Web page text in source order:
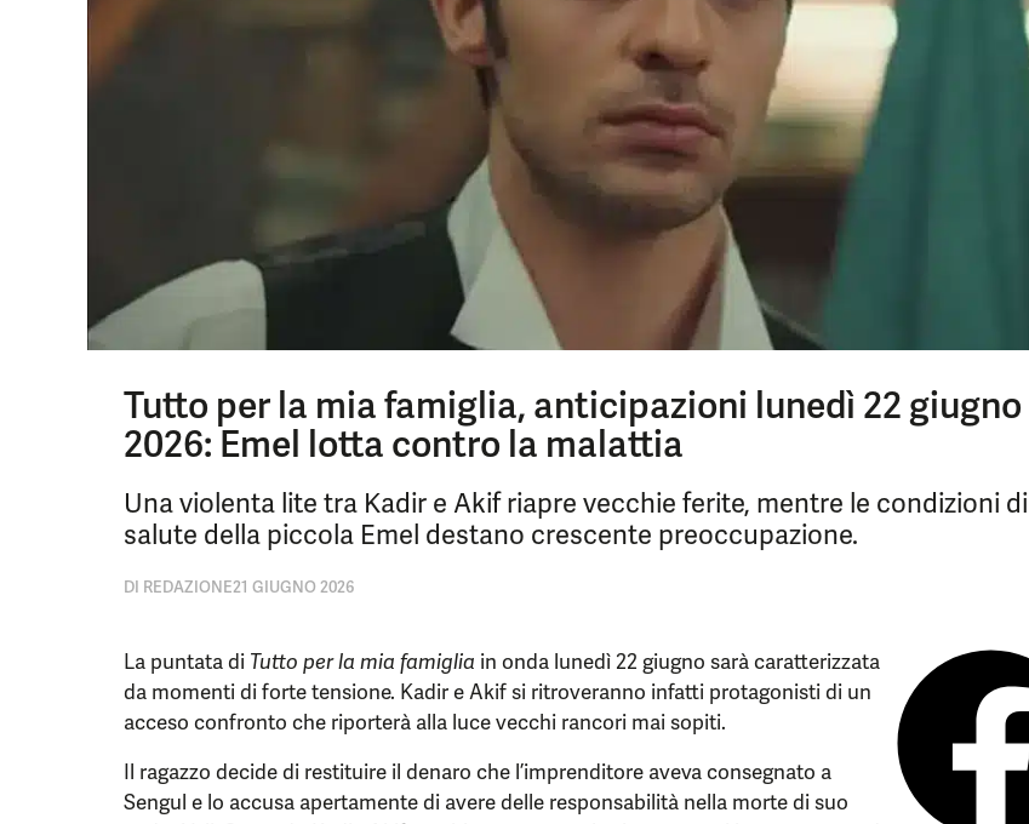
Tutto per la mia famiglia, anticipazioni lunedì 22 giugno
2026: Emel lotta contro la malattia
Una violenta lite tra Kadir e Akif riapre vecchie ferite, mentre le condizioni di
salute della piccola Emel destano crescente preoccupazione.
DI REDAZIONE21 GIUGNO 2026
La puntata di Tutto per la mia famiglia in onda lunedì 22 giugno sarà caratterizzata
da momenti di forte tensione. Kadir e Akif si ritroveranno infatti protagonisti di un
acceso confronto che riporterà alla luce vecchi rancori mai sopiti.
Il ragazzo decide di restituire il denaro che l’imprenditore aveva consegnato a
Sengul e lo accusa apertamente di avere delle responsabilità nella morte di suo